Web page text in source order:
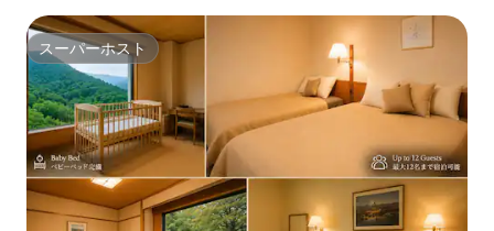
スーパーホスト
スーパーホスト